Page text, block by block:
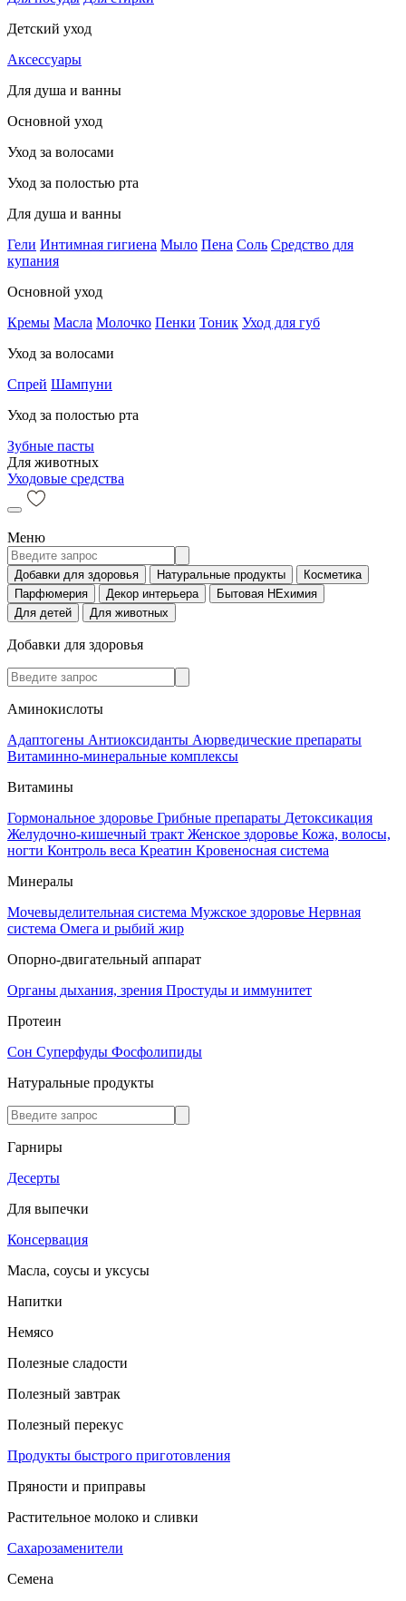
Детский уход
Аксессуары
Для душа и ванны
Основной уход
Уход за волосами
Уход за полостью рта
Для душа и ванны
Гели Интимная гигиена Мыло Пена Соль Средство для
купания
Основной уход
Кремы Масла Молочко Пенки Тоник Уход для губ
Уход за волосами
Спрей Шампуни
Уход за полостью рта
Зубные пасты
Для животных
Уходовые средства
Меню
Добавки для здоровья Натуральные продукты
Косметика
Парфюмерия
Декор интерьера
Бытовая НЕхимия
Для детей
Для животных
Добавки для здоровья
Аминокислоты
Адаптогены Антиоксиданты Аюрведические препараты
Витаминно-минеральные комплексы
Витамины
Гормональное здоровье Грибные препараты Детоксикация
Желудочно-кишечный тракт Женское здоровье Кожа, волосы,
ногти Контроль веса Креатин Кровеносная система
Минералы
Мочевыделительная система Мужское здоровье Нервная
система Омега и рыбий жир
Опорно-двигательный аппарат
Органы дыхания, зрения Простуды и иммунитет
Протеин
Сон Суперфуды Фосфолипиды
Натуральные продукты
Гарниры
Десерты
Для выпечки
Консервация
Масла, соусы и уксусы
Напитки
Немясо
Полезные сладости
Полезный завтрак
Полезный перекус
Продукты быстрого приготовления
Пряности и приправы
Растительное молоко и сливки
Сахарозаменители
Семена